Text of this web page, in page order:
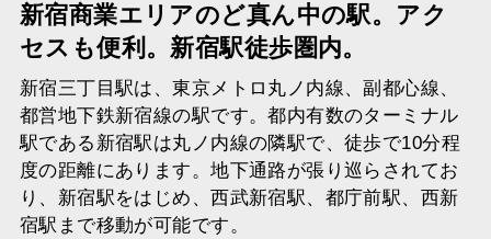
新宿商業エリアのど真ん中の駅。アク
セスも便利。新宿駅徒歩圏内。
新宿三丁目駅は、東京メトロ丸ノ内線、副都心線、
都営地下鉄新宿線の駅です。都内有数のターミナル
駅である新宿駅は丸ノ内線の隣駅で、徒歩で10分程
度の距離にあります。地下通路が張り巡らされてお
り、新宿駅をはじめ、西武新宿駅、都庁前駅、西新
宿駅まで移動が可能です。